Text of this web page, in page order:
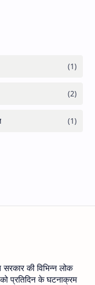
सरकार की विभिन्न लोक
प्रतिदिन के घटनाक्रम